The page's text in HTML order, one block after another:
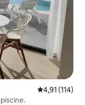
Évaluation
4,91 (114)